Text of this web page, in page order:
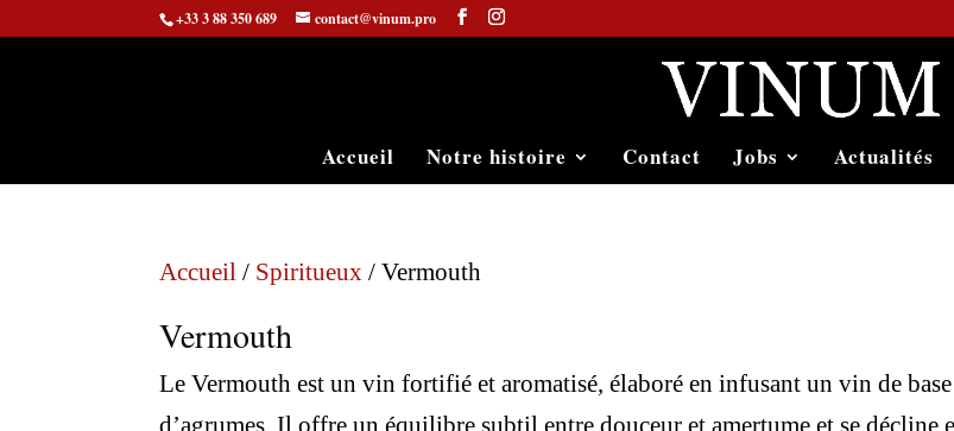
+33 3 88 350 689 contact@vinum.pro
Accueil Notre histoire Contact Jobs Actualités
Accueil / Spiritueux / Vermouth
Vermouth
Le Vermouth est un vin fortifié et aromatisé, élaboré en infusant un vin de
d’agrumes. Il offre un équilibre subtil entre douceur et amertume et se